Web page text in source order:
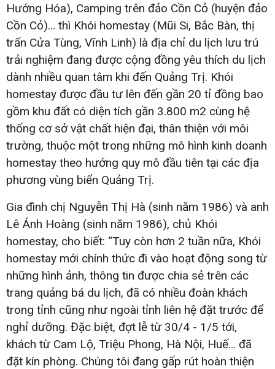
Hướng Hóa), Camping trên đảo Cồn Cỏ (huyện đảo
Cồn Cỏ)… thì Khói homestay (Mũi Si, Bắc Bàn, thị
trấn Cửa Tùng, Vĩnh Linh) là địa chỉ du lịch lưu trú
trải nghiệm đang được cộng đồng yêu thích du lịch
dành nhiều quan tâm khi đến Quảng Trị. Khói
homestay được đầu tư lên đến gần 20 tỉ đồng bao
gồm khu đất có diện tích gần 3.800 m2 cùng hệ
thống cơ sở vật chất hiện đại, thân thiện với môi
trường, thuộc một trong những mô hình kinh doanh
homestay theo hướng quy mô đầu tiên tại các địa
phương vùng biển Quảng Trị.
Gia đình chị Nguyễn Thị Hà (sinh năm 1986) và anh
Lê Ánh Hoàng (sinh năm 1986), chủ Khói
homestay, cho biết: “Tuy còn hơn 2 tuần nữa, Khói
homestay mới chính thức đi vào hoạt động song từ
những hình ảnh, thông tin được chia sẻ trên các
trang quảng bá du lịch, đã có nhiều đoàn khách
trong tỉnh cũng như ngoài tỉnh liên hệ đặt trước để
nghỉ dưỡng. Đặc biệt, đợt lễ từ 30/4 - 1/5 tới,
khách từ Cam Lộ, Triệu Phong, Hà Nội, Huế… đã
đặt kín phòng. Chúng tôi đang gấp rút hoàn thiện